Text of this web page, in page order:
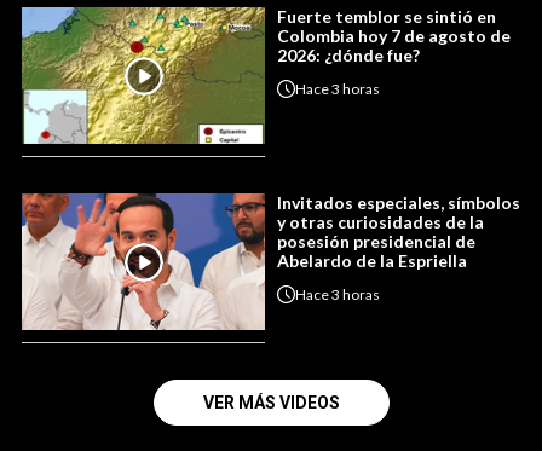
Fuerte temblor se sintió en
Colombia hoy 7 de agosto de
2026: ¿dónde fue?
Hace3 horas
Invitados especiales, símbolos
y otras curiosidades de la
posesión presidencial de
Abelardo de la Espriella
Hace3 horas
VER MÁS VIDEOS